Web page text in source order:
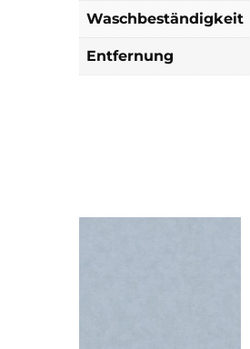
Waschbeständigkeit
Entfernung